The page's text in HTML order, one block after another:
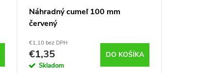
Náhradný cumeľ 100 mm
červený
€1,10 bez DPH
€1,35
Skladom
DO KOŠÍKA